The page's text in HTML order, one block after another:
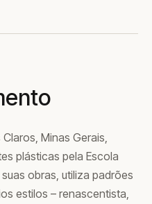
Minas Gerais,
plásticas pela Escola
obras, utiliza padrões
estilos – renascentista,